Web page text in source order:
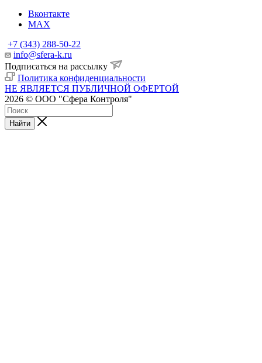
Вконтакте
MAX
+7 (343) 288-50-22
info@sfera-k.ru
Подписаться на рассылку
Политика конфиденциальности
НЕ ЯВЛЯЕТСЯ ПУБЛИЧНОЙ ОФЕРТОЙ
2026 © ООО "Сфера Контроля"
Найти